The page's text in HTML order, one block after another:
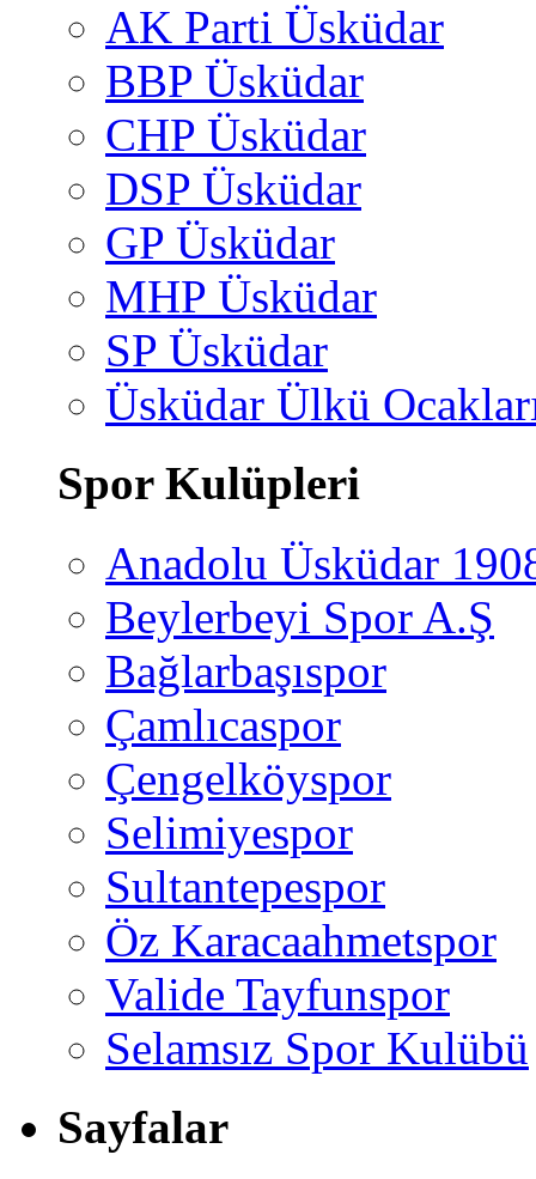
AK Parti Üsküdar
BBP Üsküdar
CHP Üsküdar
DSP Üsküdar
GP Üsküdar
MHP Üsküdar
SP Üsküdar
Üsküdar Ülkü
Spor Kulüpleri
Anadolu Üsküdar
Beylerbeyi Spor A.Ş
Bağlarbaşıspor
Çamlıcaspor
Çengelköyspor
Selimiyespor
Sultantepespor
Öz Karacaahmetspor
Valide Tayfunspor
Selamsız Spor Kulübü
Sayfalar